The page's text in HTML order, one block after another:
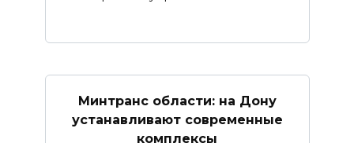
Минтранс области: на Дону
устанавливают современные
комплексы